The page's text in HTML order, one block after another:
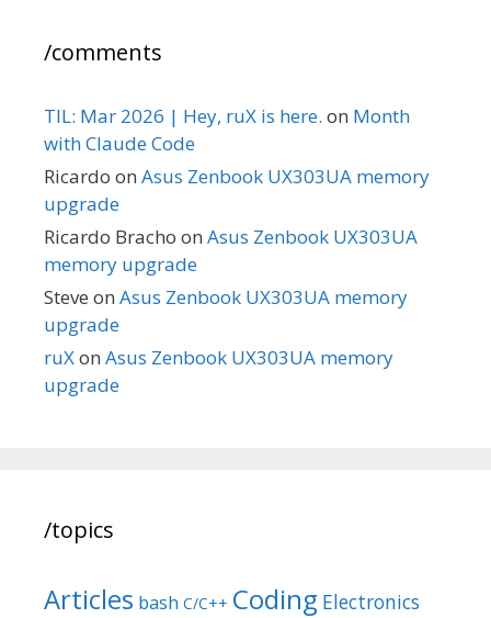
/comments
TIL: Mar 2026 | Hey, ruX is here. on Month
with Claude Code
Ricardo on Asus Zenbook UX303UA memory
upgrade
Ricardo Bracho on Asus Zenbook UX303UA
memory upgrade
Steve on Asus Zenbook UX303UA memory
upgrade
ruXon Asus Zenbook UX303UA memory
upgrade
/topics
Articles bash C/C++ Coding Electronics